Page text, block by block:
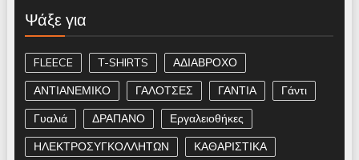
Ψάξε για
FLEECE T-SHIRTS
ΑΔΙΑΒΡΟΧΟ
ΑΝΤΙΑΝΕΜΙΚΟ
ΓΑΛΟΤΣΕΣ ΓΑΝΤΙΑ
Γάντι
Γυαλιά
ΔΡΑΠΑΝΟ
Εργαλειοθήκες
ΗΛΕΚΤΡΟΣΥΓΚΟΛΛΗΤΩΝ
ΚΑΘΑΡΙΣΤΙΚΑ